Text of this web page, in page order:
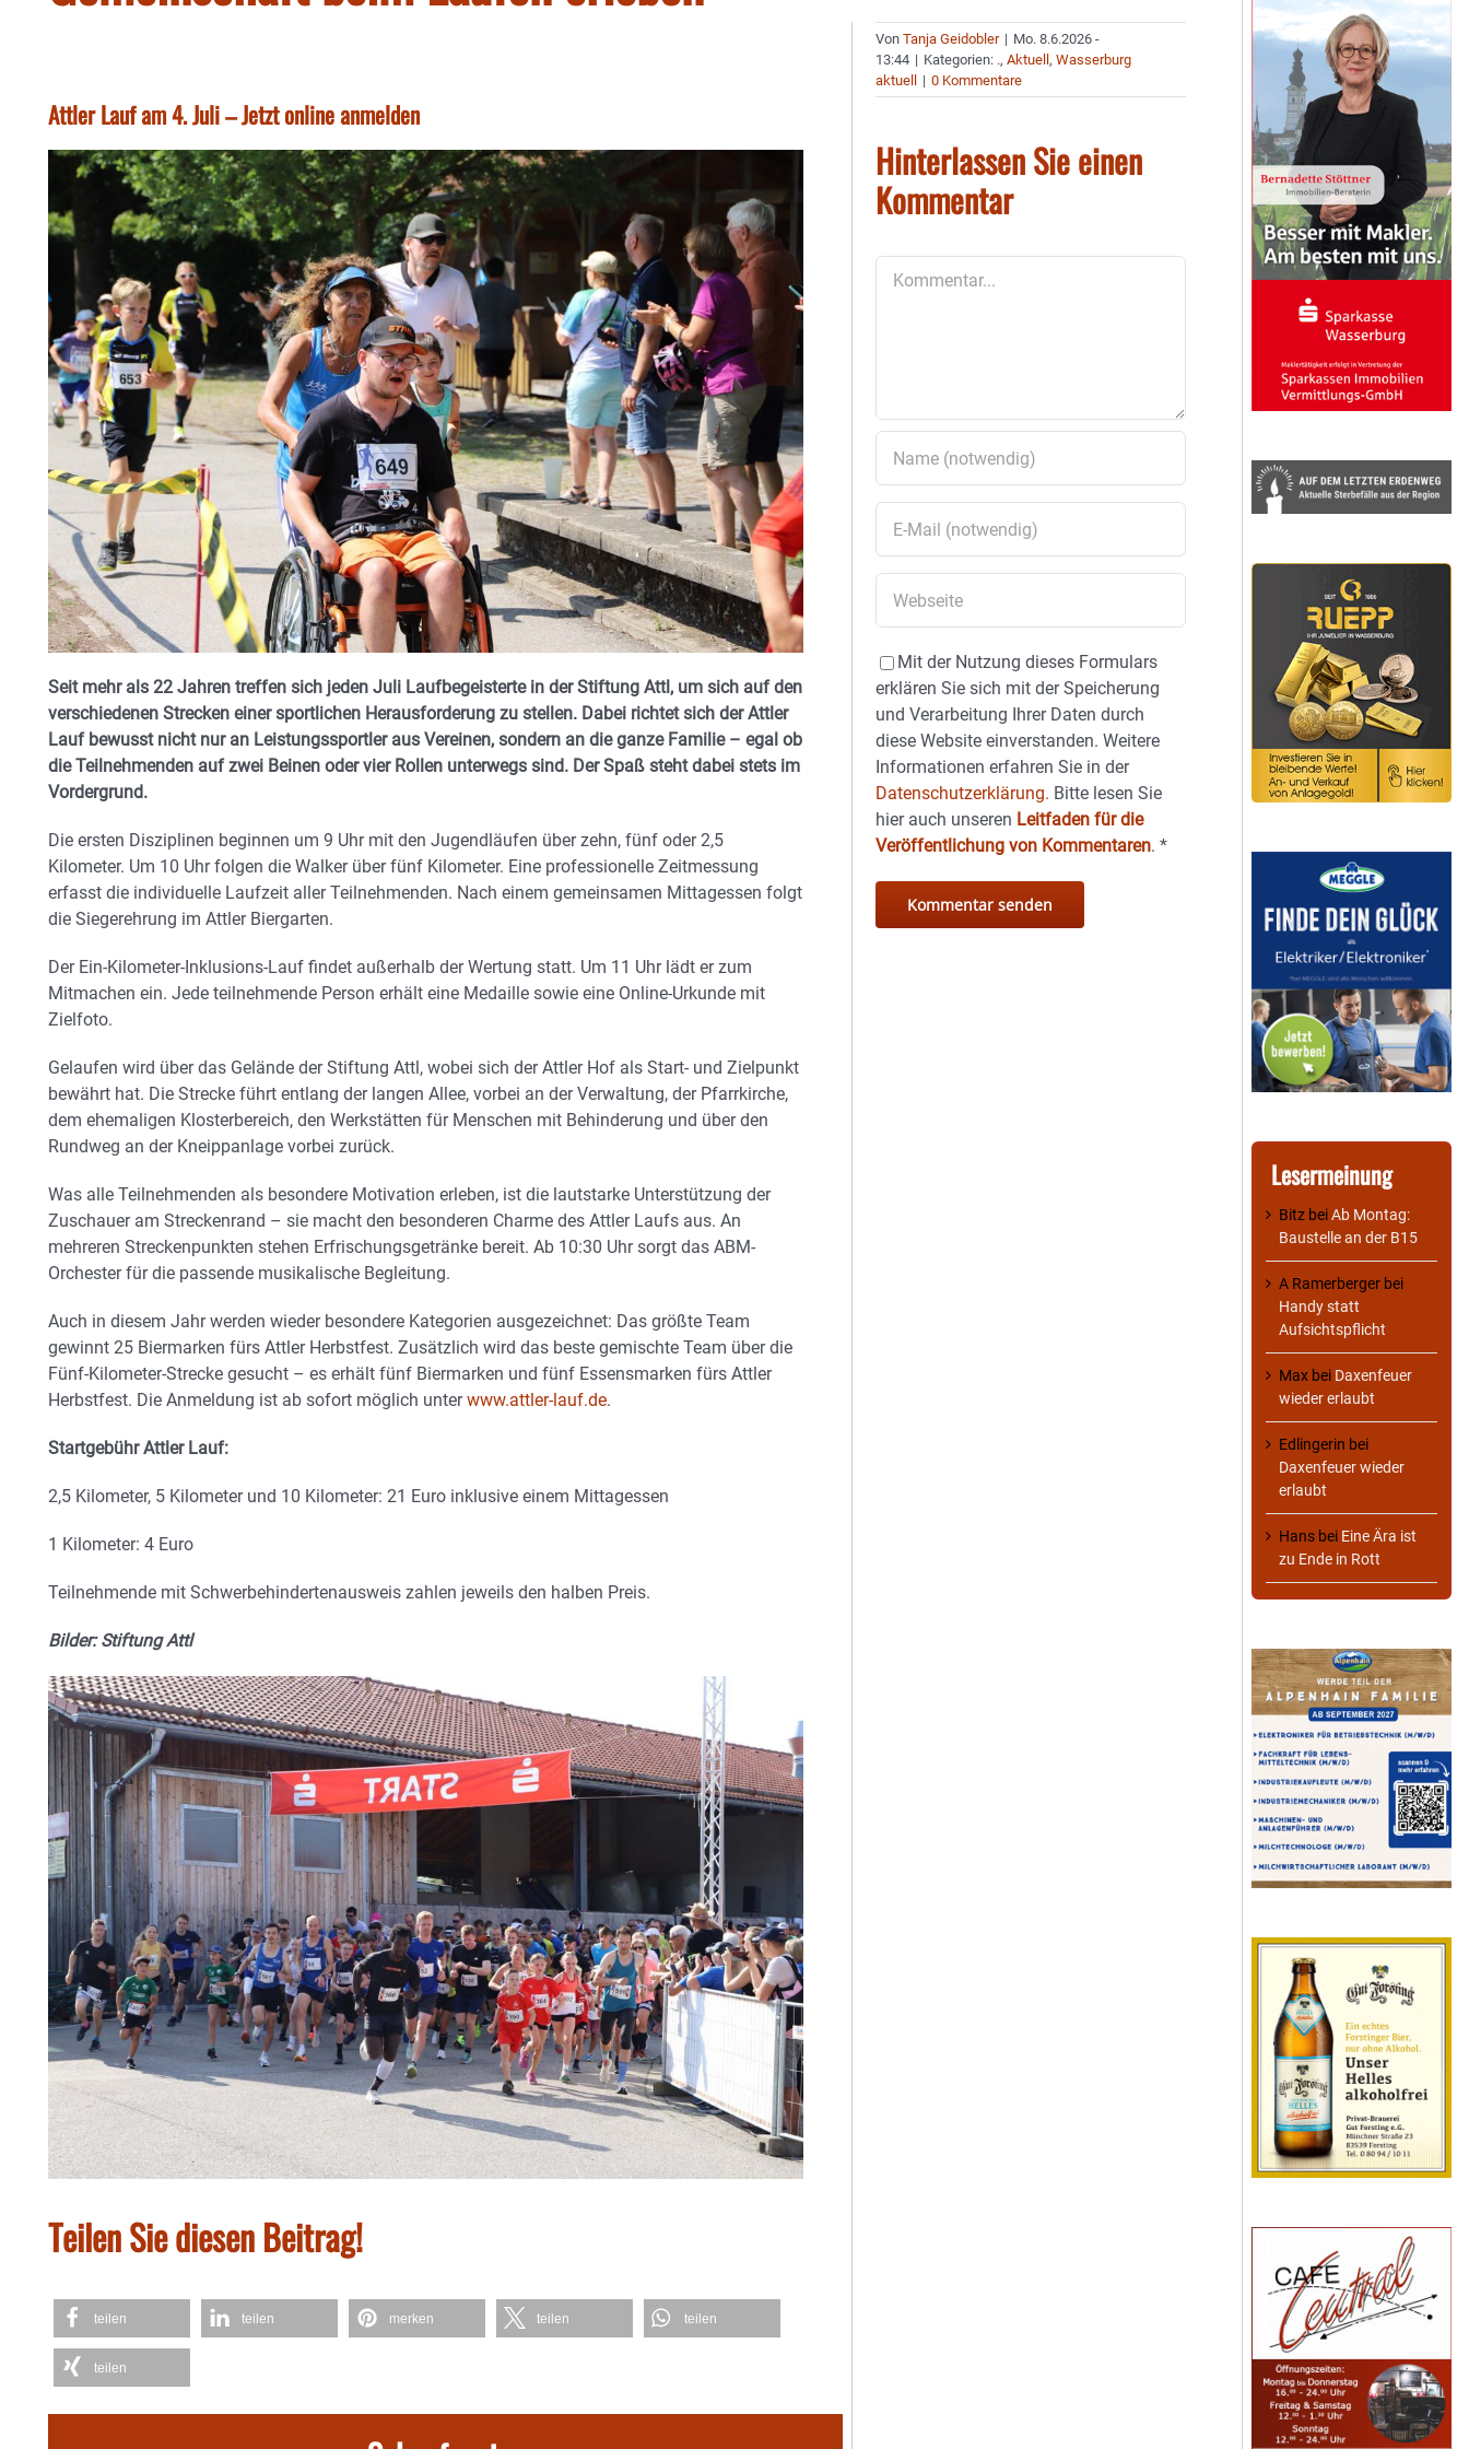
Attler Lauf am 4. Juli – Jetzt online anmelden
Seit mehr als 22 Jahren treffen sich jeden Juli Laufbegeisterte in der Stiftung Attl, um sich auf den
verschiedenen Strecken einer sportlichen Herausforderung zu stellen. Dabei richtet sich der Attler
Lauf bewusst nicht nur an Leistungssportler aus Vereinen, sondern an die ganze Familie – egal ob
die Teilnehmenden auf zwei Beinen oder vier Rollen unterwegs sind. Der Spaß steht dabei stets im
Vordergrund.
Die ersten Disziplinen beginnen um 9 Uhr mit den Jugendläufen über zehn, fünf oder 2,5
Kilometer. Um 10 Uhr folgen die Walker über fünf Kilometer. Eine professionelle Zeitmessung
erfasst die individuelle Laufzeit aller Teilnehmenden. Nach einem gemeinsamen Mittagessen folgt
die Siegerehrung im Attler Biergarten.
Der Ein-Kilometer-Inklusions-Lauf findet außerhalb der Wertung statt. Um 11 Uhr lädt er zum
Mitmachen ein. Jede teilnehmende Person erhält eine Medaille sowie eine Online-Urkunde mit
Zielfoto.
Gelaufen wird über das Gelände der Stiftung Attl, wobei sich der Attler Hof als Start- und Zielpunkt
bewährt hat. Die Strecke führt entlang der langen Allee, vorbei an der Verwaltung, der Pfarrkirche,
dem ehemaligen Klosterbereich, den Werkstätten für Menschen mit Behinderung und über den
Rundweg an der Kneippanlage vorbei zurück.
Was alle Teilnehmenden als besondere Motivation erleben, ist die lautstarke Unterstützung der
Zuschauer am Streckenrand – sie macht den besonderen Charme des Attler Laufs aus. An
mehreren Streckenpunkten stehen Erfrischungsgetränke bereit. Ab 10:30 Uhr sorgt das ABM-
Orchester für die passende musikalische Begleitung.
Auch in diesem Jahr werden wieder besondere Kategorien ausgezeichnet: Das größte Team
gewinnt 25 Biermarken fürs Attler Herbstfest. Zusätzlich wird das beste gemischte Team über die
Fünf-Kilometer-Strecke gesucht – es erhält fünf Biermarken und fünf Essensmarken fürs Attler
Herbstfest. Die Anmeldung ist ab sofort möglich unterwww.attler-lauf.de.
Startgebühr Attler Lauf:
2,5 Kilometer, 5 Kilometer und 10 Kilometer: 21 Euro inklusive einem Mittagessen
1 Kilometer: 4 Euro
Teilnehmende mit Schwerbehindertenausweis zahlen jeweils den halben Preis.
Bilder: Stiftung Attl
Teilen Sie diesen Beitrag!
teilen teilen merken teilen teilen
teilen
VonTanja Geidobler | Mo. 8.6.2026 -
13:44 | Kategorien: .,Aktuell,Wasserburg
aktuell
| 0 Kommentare
Hinterlassen Sie einen
Kommentar
Mit der Nutzung dieses Formulars
erklären Sie sich mit der Speicherung
und Verarbeitung Ihrer Daten durch
diese Website einverstanden. Weitere
Informationen erfahren Sie in der
Datenschutzerklärung. Bitte lesen Sie
hier auch unseren Leitfaden für die
Veröffentlichung von Kommentaren.*
Lesermeinung
Bitz beiAb Montag:
Baustelle an der B15
A Ramerberger bei
Handy statt
Aufsichtspflicht
Max bei Daxenfeuer
wieder erlaubt
Edlingerin bei
Daxenfeuer wieder
erlaubt
Hans bei Eine Ära ist
zu Ende in Rott